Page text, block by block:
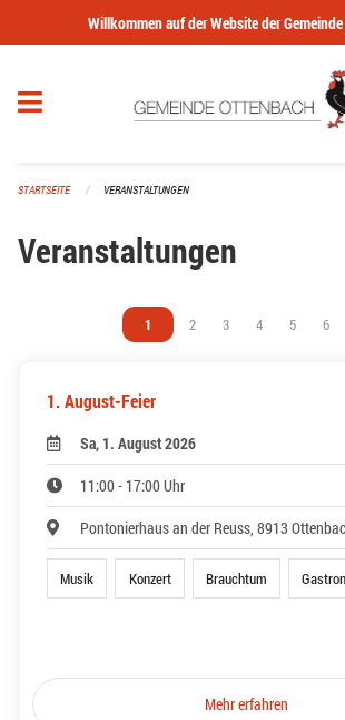
Navigation überspringen
Willkommen auf der Website der
STARTSEITE VERANSTALTUNGEN
Veranstaltungen
Vous êtes sur la page
1 Vous êtes sur la page
2 Vous êtes sur la page
3 Vous êtes sur la
4 Vous êtes
5 6
1. August-Feier
Sa, 1. August 2026
11:00 - 17:00 Uhr
Pontonierhaus an der Reuss, 8913
Musik Konzert Brauchtum
Mehr erfahren